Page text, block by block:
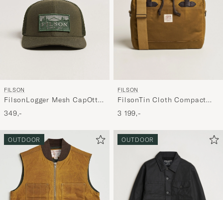
FILSON
FilsonLogger Mesh CapOtter
Green
349,-
FILSON
FilsonTin Cloth Compact
BriefcaseDark Tan
3 199,-
OUTDOOR OUTDOOR